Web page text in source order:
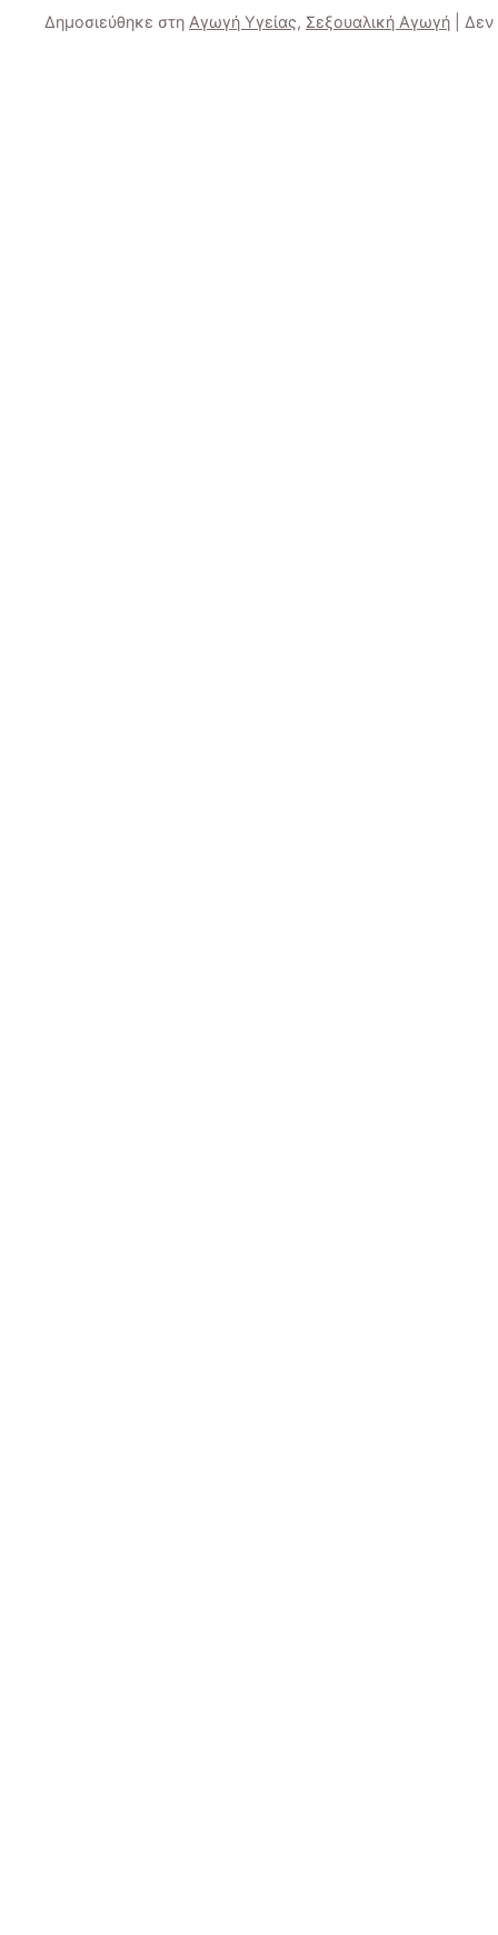
Δημοσιεύθηκε στη Αγωγή Υγείας, Σεξουαλική Αγωγή Δεν